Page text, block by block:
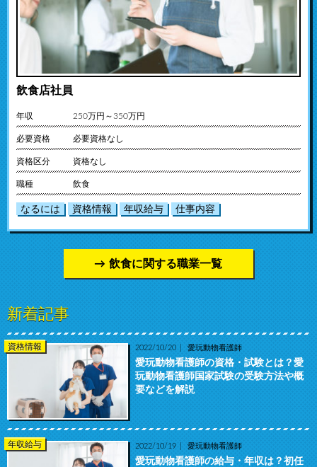
飲食店社員
年収 250万円～350万円
必要資格 必要資格なし
資格区分 資格なし
職種 飲食
なるには 資格情報 年収給与 仕事内容
飲食に関する職業一覧
新着記事
資格情報 2022/10/20 愛玩動物看護師
愛玩動物看護師の資格・試験とは？愛
玩動物看護師国家試験の受験方法や概
要などを解説
年収給与 2022/10/19 愛玩動物看護師
愛玩動物看護師の給与・年収は？初任